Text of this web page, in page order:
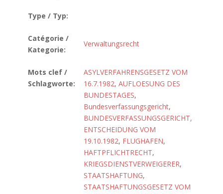
Type / Typ:
Catégorie /
Kategorie:
Verwaltungsrecht
Mots clef /
Schlagworte:
ASYLVERFAHRENSGESETZ VOM
16.7.1982, AUFLOESUNG DES
BUNDESTAGES,
Bundesverfassungsgericht,
BUNDESVERFASSUNGSGERICHT,
ENTSCHEIDUNG VOM
19.10.1982, FLUGHAFEN,
HAFTPFLICHTRECHT,
KRIEGSDIENSTVERWEIGERER,
STAATSHAFTUNG,
STAATSHAFTUNGSGESETZ VOM